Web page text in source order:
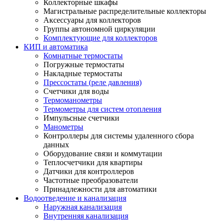
Коллекторные шкафы
Магистральные распределительные коллекторы
Аксессуары для коллекторов
Группы автономной циркуляции
Комплектующие для коллекторов
КИП и автоматика
Комнатные термостаты
Погружные термостаты
Накладные термостаты
Прессостаты (реле давления)
Счетчики для воды
Термоманометры
Термометры для систем отопления
Импульсные счетчики
Манометры
Контроллеры для системы удаленного сбора
данных
Оборудование связи и коммутации
Теплосчетчики для квартиры
Датчики для контроллеров
Частотные преобразователи
Принадлежности для автоматики
Водоотведение и канализация
Наружная канализация
Внутренняя канализация